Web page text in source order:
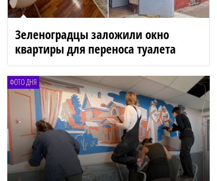
Зеленоградцы заложили окно
квартиры для переноса туалета
ФОТО ДНЯ